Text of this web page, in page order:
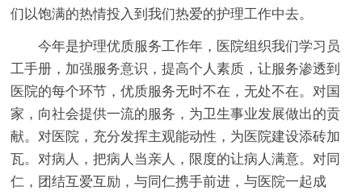
们以饱满的热情投入到我们热爱的护理工作中去。
今年是护理优质服务工作年，医院组织我们学习员
工手册，加强服务意识，提高个人素质，让服务渗透到
医院的每个环节，优质服务无时不在，无处不在。对国
家，向社会提供一流的服务，为卫生事业发展做出的贡
献。对医院，充分发挥主观能动性，为医院建设添砖加
瓦。对病人，把病人当亲人，限度的让病人满意。对同
仁，团结互爱互励，与同仁携手前进，与医院一起成